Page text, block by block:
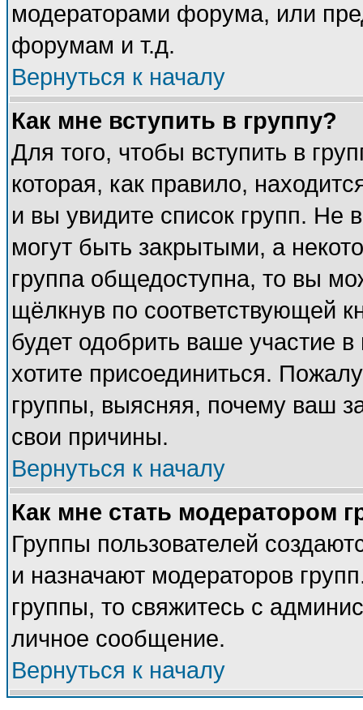
модераторами форума, или
форумам и т.д.
Вернуться к началу
Как мне вступить в группу?
Для того, чтобы вступить в
которая, как правило,
и вы увидите список групп. Не
могут быть закрытыми, а
группа общедоступна, то вы
щёлкнув по соответствующей
будет одобрить ваше участие
хотите присоединиться.
группы, выясняя, почему ваш
свои причины.
Вернуться к началу
Как мне стать модератором
Группы пользователей
и назначают модераторов
группы, то свяжитесь с
личное сообщение.
Вернуться к началу